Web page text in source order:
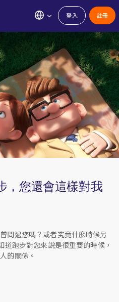
登入 註冊
，您還會這樣對我
問過您嗎？或者究竟什麼時候另
道跑步對您來說是很重要的時候，
的關係。